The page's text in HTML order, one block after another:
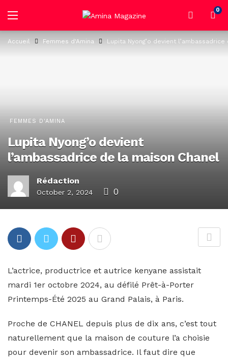
0
Accueil Femmes d'Amina Lupita Nyong’o devient
FEMMES D'AMINA
Lupita Nyong’o devient
l’ambassadrice de la maison Chanel
Rédaction
October 2, 2024 0
L’actrice, productrice et autrice kenyane assistait
mardi 1er octobre 2024, au défilé Prêt-à-Porter
Printemps-Été 2025 au Grand Palais, à Paris.
Proche de CHANEL depuis plus de dix ans, c’est tout
naturellement que la maison de couture l’a choisie
pour devenir son ambassadrice. Il faut dire que